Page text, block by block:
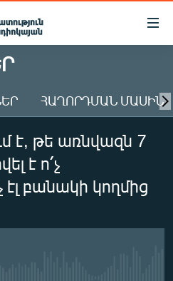
ՀԱՂՈՐԴՄԱՆ ՄԱՍԻՆ
է, թե առնվազն 7
է ո՛չ
էլ բանակի կողմից